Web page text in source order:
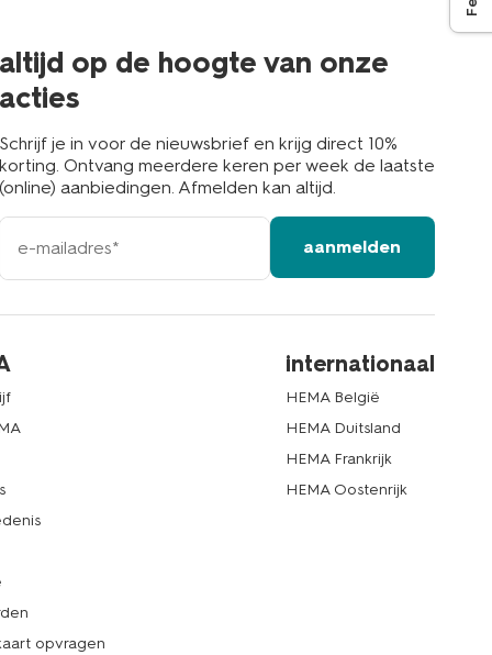
altijd op de hoogte van onze
acties
Schrijf je in voor de nieuwsbrief en krijg direct 10%
korting. Ontvang meerdere keren per week de laatste
(online) aanbiedingen. Afmelden kan altijd.
e-
mailadres
aanmelden
opvragen
internationaal
HEMA België
HEMA Duitsland
HEMA Frankrijk
HEMA Oostenrijk